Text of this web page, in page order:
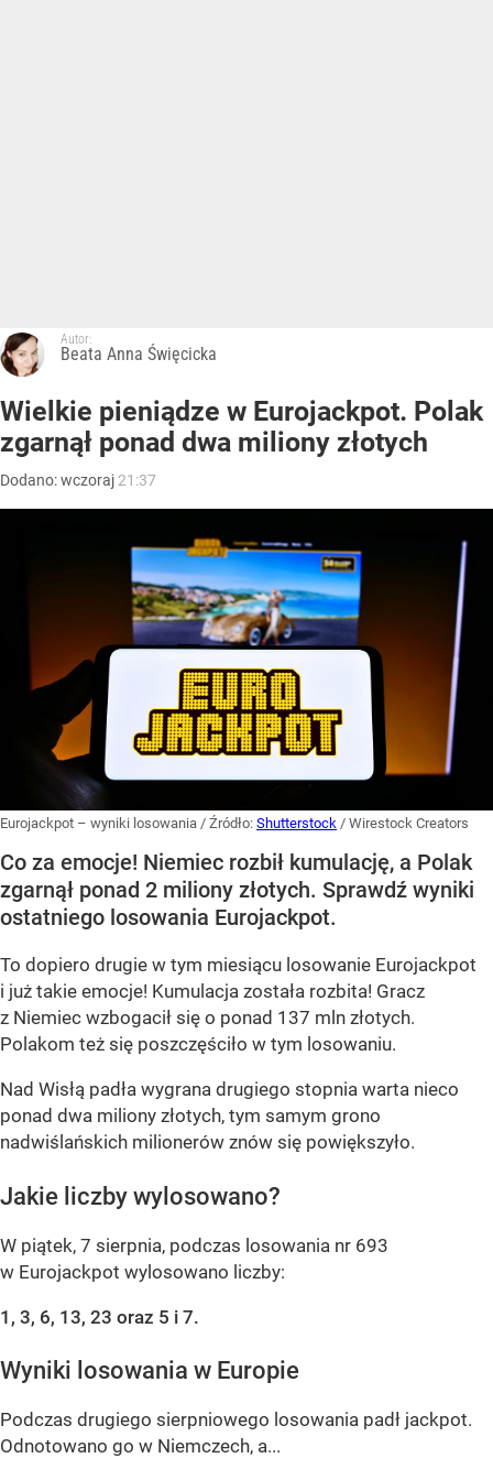
Autor:
Beata Anna Święcicka
Wielkie pieniądze w Eurojackpot. Polak
zgarnął ponad dwa miliony złotych
Dodano:wczoraj 21:37
Eurojackpot – wyniki losowania / Źródło: Shutterstock / Wirestock Creators
Co za emocje! Niemiec rozbił kumulację, a Polak
zgarnął ponad 2 miliony złotych. Sprawdź wyniki
ostatniego losowania Eurojackpot.
To dopiero drugie w tym miesiącu losowanie Eurojackpot
i już takie emocje! Kumulacja została rozbita! Gracz
z Niemiec wzbogacił się o ponad 137 mln złotych.
Polakom też się poszczęściło w tym losowaniu.
Nad Wisłą padła wygrana drugiego stopnia warta nieco
ponad dwa miliony złotych, tym samym grono
nadwiślańskich milionerów znów się powiększyło.
Jakie liczby wylosowano?
W piątek, 7 sierpnia, podczas losowania nr 693
w Eurojackpot wylosowano liczby:
1, 3, 6, 13, 23 oraz 5 i 7.
Wyniki losowania w Europie
Podczas drugiego sierpniowego losowania padł jackpot.
Odnotowano go w Niemczech, a...